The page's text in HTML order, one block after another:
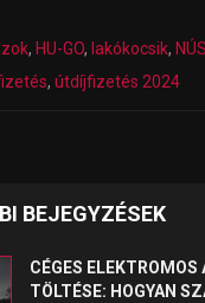
, HU-GO, lakókocsik,
, útdíjfizetés 2024
BEJEGYZÉSEK
CÉGES
TÖLTÉSE: HOGYAN